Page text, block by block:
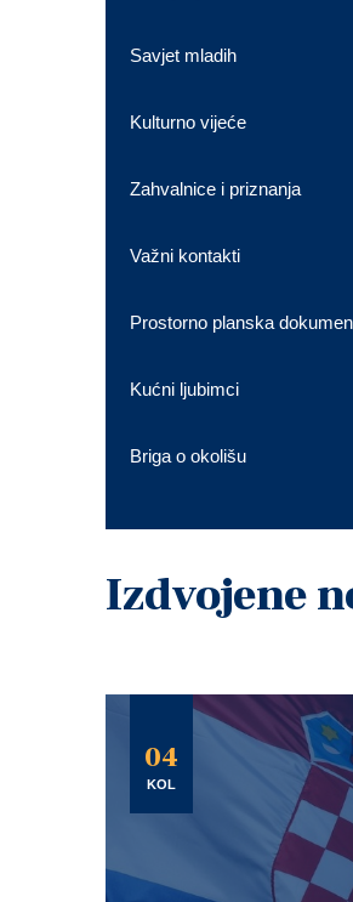
Savjet mladih
Kulturno vijeće
Zahvalnice i priznanja
Važni kontakti
Prostorno planska
Kućni ljubimci
Briga o okolišu
Izdvojene
04
KOL